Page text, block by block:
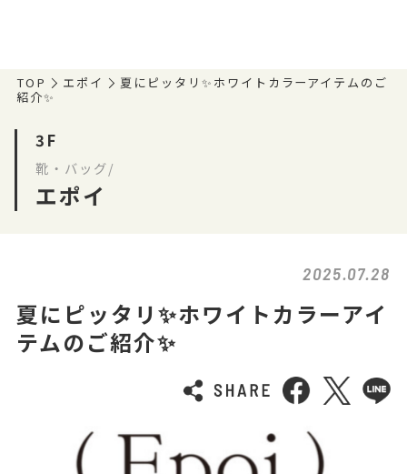
TOP エポイ
夏にピッタリ✨ホワイトカラーアイテムのご
紹介✨
3F
靴・バッグ/
エポイ
2025.07.28
夏にピッタリ✨ホワイトカラーアイ
テムのご紹介✨